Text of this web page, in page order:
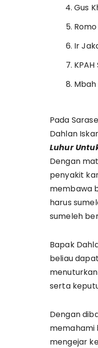
Gus
Ir
Pada
Dahlan
Luhur
Dengan
penyakit
membawa
harus
sumeleh
Bapak
beliau
serta
Dengan
memahami
mengejar